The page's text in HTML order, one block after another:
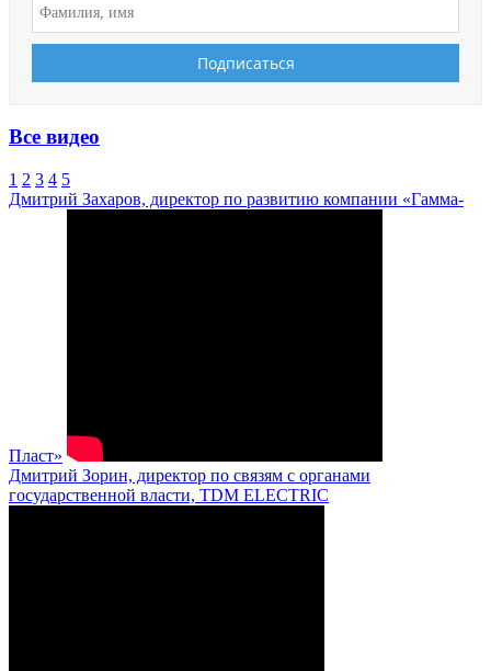
Все видео
1 2 3 4 5
Дмитрий Захаров, директор по развитию компании «Гамма-
Пласт»
Дмитрий Зорин, директор по связям с органами
государственной власти, TDM ELECTRIC